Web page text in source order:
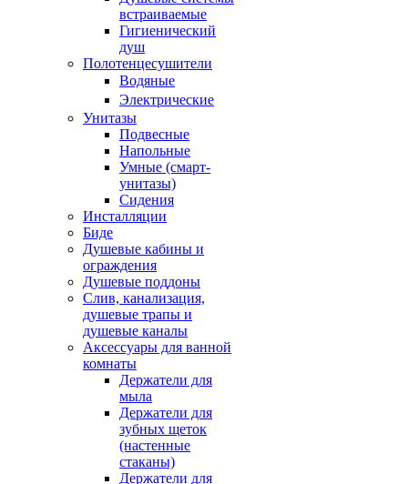
встраиваемые
Гигиенический
душ
Полотенцесушители
ㅤВодяные
ㅤЭлектрические
Унитазы
Подвесные
Напольные
Умные (смарт-
унитазы)
Сидения
Инсталляции
Биде
Душевые кабины и
ограждения
Душевые поддоны
Слив, канализация,
душевые трапы и
душевые каналы
Аксессуары для ванной
комнаты
Держатели для
мыла
Держатели для
зубных щеток
(настенные
стаканы)
Держатели для